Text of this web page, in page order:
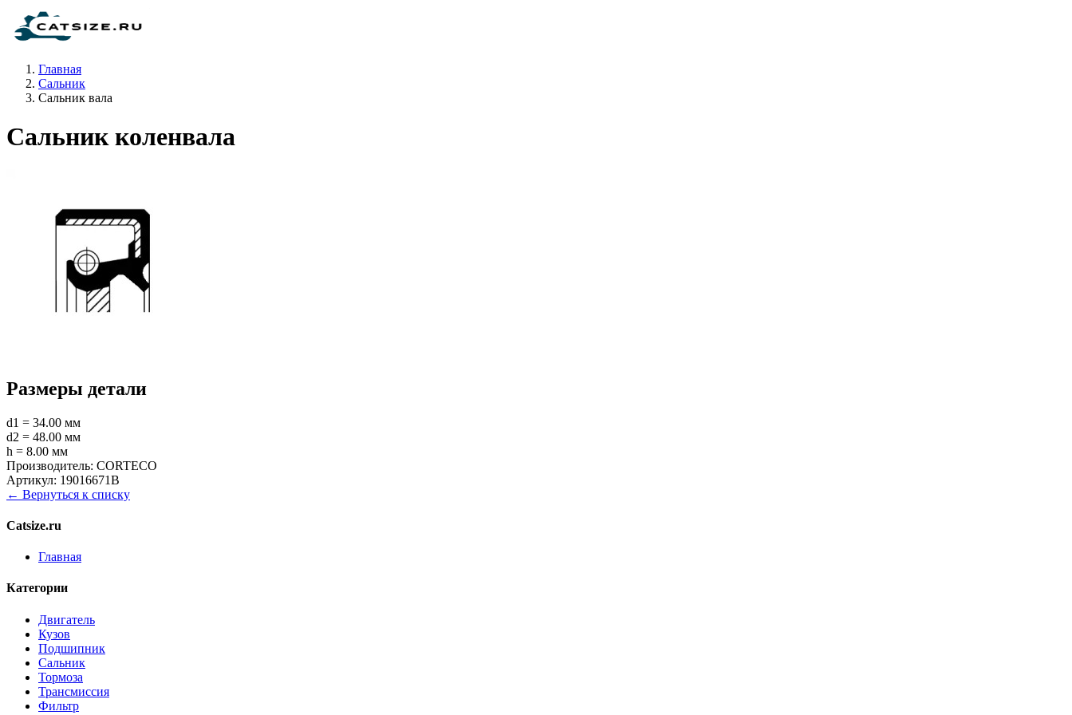
Главная
Сальник
Сальник вала
Сальник коленвала
Размеры детали
d1 = 34.00 мм
d2 = 48.00 мм
h = 8.00 мм
Производитель: CORTECO
Артикул: 19016671B
← Вернуться к списку
Catsize.ru
Главная
Категории
Двигатель
Кузов
Подшипник
Сальник
Тормоза
Трансмиссия
Фильтр